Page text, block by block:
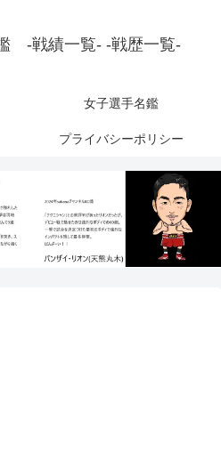
-戦績一覧- -戦歴一覧-
女子選手名鑑
プライバシーポリシー